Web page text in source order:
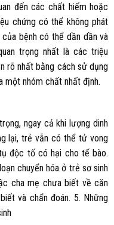
đến các chất hiếm hoặc
chứng có thể không phát
bệnh có thể dần dần và
trọng nhất là các triệu
rõ nhất bằng cách sử dụng
nhóm chất nhất định.
ngay cả khi lượng dinh
lại, trẻ vẫn có thể tử vong
độc tố có hại cho tế bào.
chuyển hóa ở trẻ sơ sinh
cha mẹ chưa biết về căn
và chẩn đoán. 5. Những